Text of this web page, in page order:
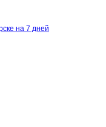
на 7 дней